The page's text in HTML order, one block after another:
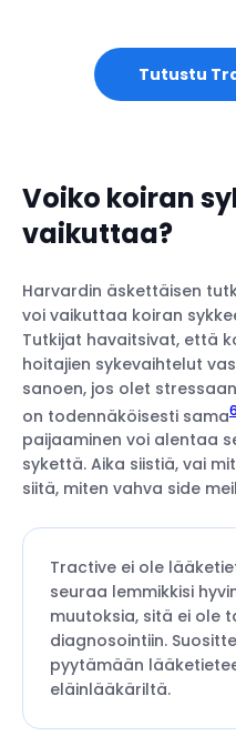
Tutustu
Voiko koiran
vaikuttaa?
Harvardin äskettäisen
voi vaikuttaa koiran
Tutkijat havaitsivat, että
hoitajien sykevaihtelut
sanoen, jos olet
on todennäköisesti sama6
paijaaminen voi alentaa
sykettä. Aika siistiä, vai
siitä, miten vahva side
Tractive ei ole
seuraa lemmikkisi
muutoksia, sitä ei ole
diagnosointiin.
pyytämään
eläinlääkäriltä.